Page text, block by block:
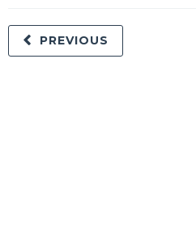
PREVIOUS